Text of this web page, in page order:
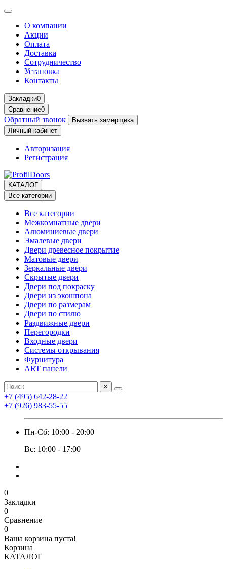
О компании
Акции
Оплата
Доставка
Сотрудничество
Установка
Контакты
Закладки0
Сравнение0
Обратный звонок
Вызвать замерщика
Личный кабинет
Авторизация
Регистрация
КАТАЛОГ
Все категории
Все категории
Межкомнатные двери
Алюминиевые двери
Эмалевые двери
Двери древесное покрытие
Матовые двери
Зеркальные двери
Скрытые двери
Двери под покраску
Двери из экошпона
Двери по размерам
Двери по стилю
Раздвижные двери
Перегородки
Входные двери
Системы открывания
Фурнитура
ART панели
×
+7 (495) 642-28-22
+7 (926) 983-55-55
Пн-Сб: 10:00 - 20:00
Вс: 10:00 - 17:00
0
Закладки
0
Сравнение
0
Ваша корзина пуста!
Корзина
КАТАЛОГ